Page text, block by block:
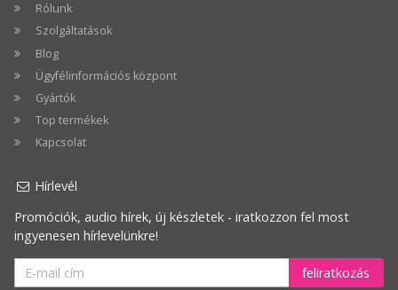
Rólunk
Szolgáltatások
Blog
Ügyfélinformációs központ
Gyártók
Top termékek
Kapcsolat
Hírlevél
Promóciók, audio hírek, új készletek - iratkozzon fel most
ingyenesen hírlevelünkre!
feliratkozás